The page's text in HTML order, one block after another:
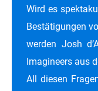
Wird es
Bestätigungen
werden Josh
Imagineers aus
All diesen